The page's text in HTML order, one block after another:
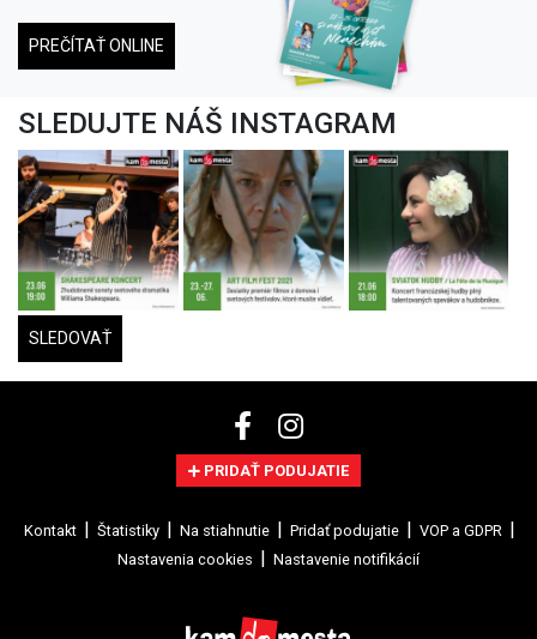
SLEDOVAŤ
PRIDAŤ PODUJATIE
Kontakt Štatistiky Na stiahnutie Pridať podujatie
VOP a GDPR
Nastavenia cookies
Nastavenie notifikácií
©2026 Autorské práva sú vyhradené.
Brain:IT - Reliable IT solutions